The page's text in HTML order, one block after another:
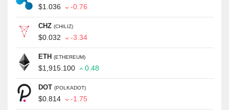
$1.036 -0.76
CHZ (CHILIZ)
$0.032 -3.34
ETH (ETHEREUM)
$1,915.100 0.48
DOT (POLKADOT)
$0.814 -1.75